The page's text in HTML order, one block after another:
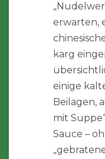
erwarten,
karg
einige
Beilagen,
mit
Sauce –